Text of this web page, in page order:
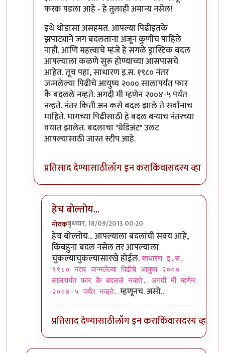
फरक पडला आहे - हे तुलाही अमान्य नसेल!
इथे थोडासा असहमत. आपल्या पिढीइतके
झपाट्याने जग बदलताना अजून कुणीच पाहिले
नाही. आणि महत्त्वाचे म्हंजे हे सगळे ड्रास्टिक बदल
आपल्याला कळणे सुरू होण्याच्या आसपासचे
आहेत. तूच पहा, साधारण इ.स. १९८० नंतर
जन्मलेल्या पिढीचे आयुष्य २००० सालापर्यंत फार
कै बदलले नव्हते. अगदी मी म्हणेन २००४-५ पर्यंत
नव्हते. नंतर किती अन कसे बदल झाले ते सर्वांनाच
माहिते. मागच्या पिढीसाठी हे बदल बर्‍याच नंतरच्या
वयात झालेत. बदलाचा "ग्रेडिअंट" उलट
आपल्यासाठी जास्त स्टीप आहे.
प्रतिसाद देण्यासाठीलॉग इन कराकिंवासदस्य व्हा
हेच बोल्तोय...
मोदकबुधवार, 18/09/2013 00:20
In reply toभावना समजल्या.byबॅटमॅन
हेच बोल्तोय... आपल्याला बदलांची सवय आहे,
किंबहुना बदल नसेल तर आपल्याला
चुकल्याचुकल्यासारखे होईल.साधारण इ.स.
१९८० नंतर जन्मलेल्या पिढीचे आयुष्य २०००
सालापर्यंत फार कै बदलले नव्हते. अगदी मी म्हणेन
२००४-५ पर्यंत नव्हते. म्हणूनच. असो..
प्रतिसाद देण्यासाठीलॉग इन कराकिंवासदस्य व्हा